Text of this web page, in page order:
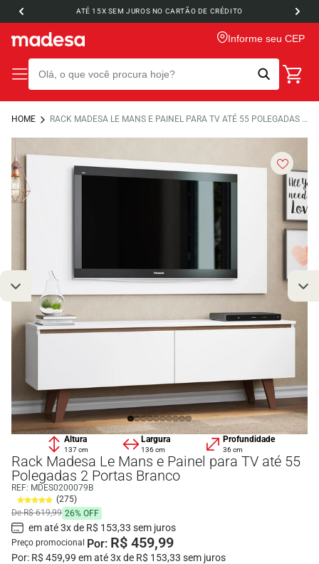
ATÉ 15X SEM JUROS NO CARTÃO DE CRÉDITO
Informe seu CEP
HOME RACK MADESA LE MANS E PAINEL PARA TV ATÉ 55 POLEGADAS 2 PORTAS BRANCO
Altura
137 cm
Largura
136 cm
Profundidade
36 cm
Rack Madesa Le Mans e Painel para TV até 55
Polegadas 2 Portas Branco
REF: MDES0200079B
(275)
De R$ 619,99 26% OFF
em até 3x de R$ 153,33 sem juros
Preço promocional Por: R$ 459,99
Por: R$ 459,99 em até 3x de R$ 153,33 sem juros